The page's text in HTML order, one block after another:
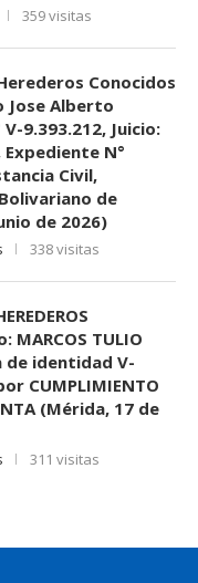
359 visitas
Conocidos
Jose Alberto
V-9.393.212, Juicio:
N°
Civil,
de
de 2026)
338 visitas
MARCOS TULIO
de identidad V-
CUMPLIMIENTO
(Mérida, 17 de
311 visitas